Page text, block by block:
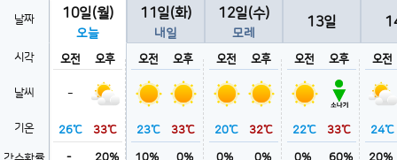
날짜
시각
날씨
기온
10일(월)
오늘
오전
-
오후
26℃ 33℃
- 20%
11일(화)
내일
오전 오후
23℃ 33℃
10% 0%
12일(수)
모레
오전 오후
20℃ 32℃
0% 0%
13일
오전 오후
22℃ 33℃
0% 60%
오전
24℃
20%